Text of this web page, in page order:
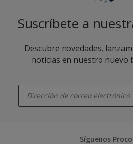
Suscríbete a
Descubre novedades,
noticias en nuestro nuevo
Síguenos